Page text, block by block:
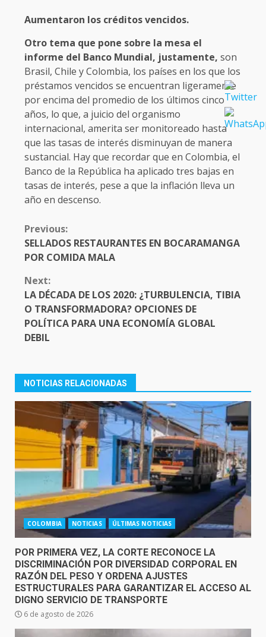
Aumentaron los créditos vencidos.
Otro tema que pone sobre la mesa el
informe del Banco Mundial, justamente, son
Brasil, Chile y Colombia, los países en los que los
préstamos vencidos se encuentran ligeramente
por encima del promedio de los últimos cinco
años, lo que, a juicio del organismo
internacional, amerita ser monitoreado hasta
que las tasas de interés disminuyan de manera
sustancial. Hay que recordar que en Colombia, el
Banco de la República ha aplicado tres bajas en
tasas de interés, pese a que la inflación lleva un
año en descenso.
CONTINUE
READING
Previous:
SELLADOS RESTAURANTES EN BOCARAMANGA
POR COMIDA MALA
Next:
LA DÉCADA DE LOS 2020: ¿TURBULENCIA, TIBIA
O TRANSFORMADORA? OPCIONES DE
POLÍTICA PARA UNA ECONOMÍA GLOBAL
DEBIL
NOTICIAS RELACIONADAS
COLOMBIA NOTICIAS ÚLTIMAS NOTICIAS
POR PRIMERA VEZ, LA CORTE RECONOCE LA
DISCRIMINACIÓN POR DIVERSIDAD CORPORAL EN
RAZÓN DEL PESO Y ORDENA AJUSTES
ESTRUCTURALES PARA GARANTIZAR EL ACCESO AL
DIGNO SERVICIO DE TRANSPORTE
6 de agosto de 2026